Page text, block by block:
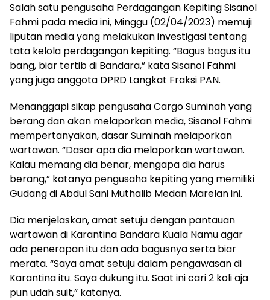
Salah satu pengusaha Perdagangan Kepiting Sisanol
Fahmi pada media ini, Minggu (02/04/2023) memuji
liputan media yang melakukan investigasi tentang
tata kelola perdagangan kepiting. “Bagus bagus itu
bang, biar tertib di Bandara,” kata Sisanol Fahmi
yang juga anggota DPRD Langkat Fraksi PAN.
Menanggapi sikap pengusaha Cargo Suminah yang
berang dan akan melaporkan media, Sisanol Fahmi
mempertanyakan, dasar Suminah melaporkan
wartawan. “Dasar apa dia melaporkan wartawan.
Kalau memang dia benar, mengapa dia harus
berang,” katanya pengusaha kepiting yang memiliki
Gudang di Abdul Sani Muthalib Medan Marelan ini.
Dia menjelaskan, amat setuju dengan pantauan
wartawan di Karantina Bandara Kuala Namu agar
ada penerapan itu dan ada bagusnya serta biar
merata. “Saya amat setuju dalam pengawasan di
Karantina itu. Saya dukung itu. Saat ini cari 2 koli aja
pun udah suit,” katanya.